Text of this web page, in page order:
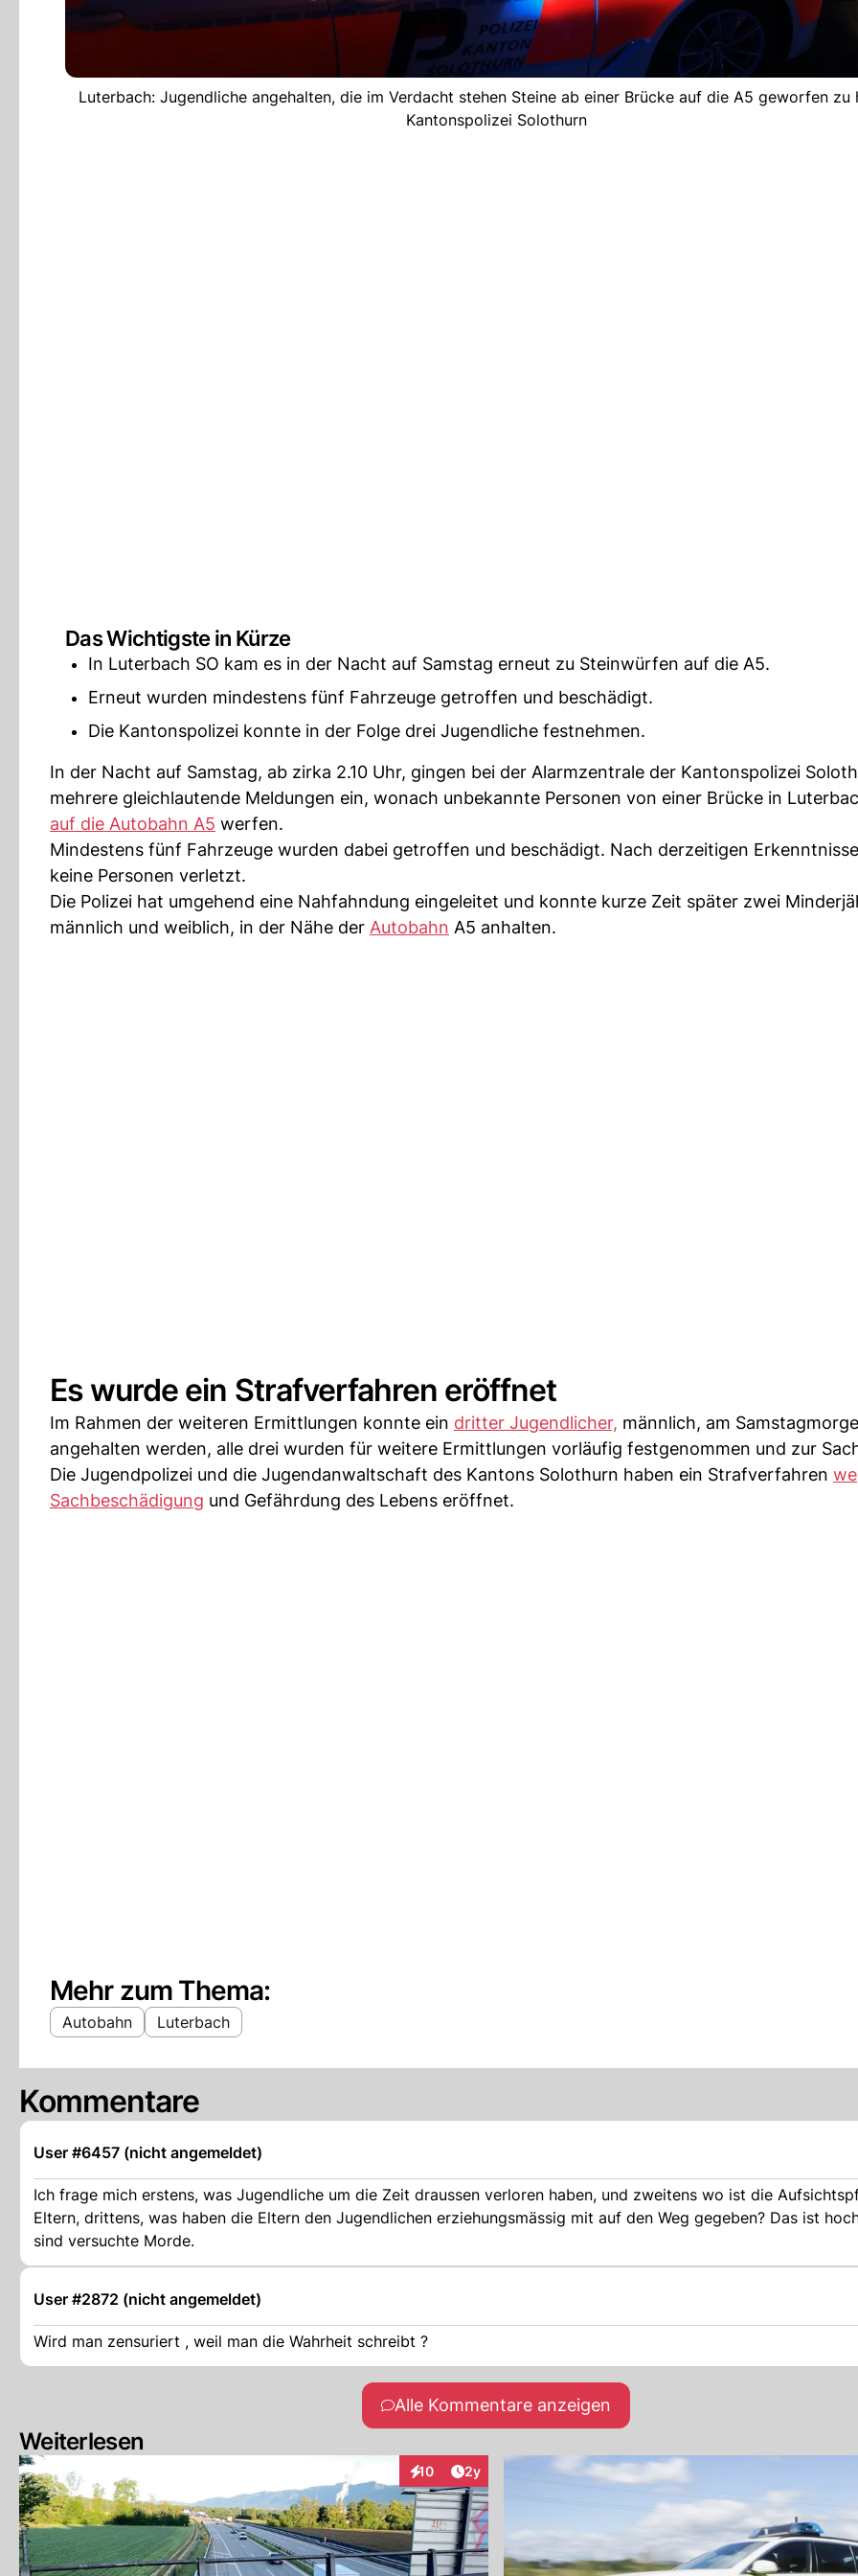
Luterbach: Jugendliche angehalten, die im Verdacht stehen Steine ab einer Brücke auf die A5 geworfen zu
Kantonspolizei Solothurn
Das Wichtigste in Kürze
In Luterbach SO kam es in der Nacht auf Samstag erneut zu Steinwürfen auf die A5.
Erneut wurden mindestens fünf Fahrzeuge getroffen und beschädigt.
Die Kantonspolizei konnte in der Folge drei Jugendliche festnehmen.
In der Nacht auf Samstag, ab zirka 2.10 Uhr, gingen bei der Alarmzentrale der Kantonspolizei
mehrere gleichlautende Meldungen ein, wonach unbekannte Personen von einer Brücke in
auf die Autobahn A5 werfen.
Mindestens fünf Fahrzeuge wurden dabei getroffen und beschädigt. Nach derzeitigen
keine Personen verletzt.
Die Polizei hat umgehend eine Nahfahndung eingeleitet und konnte kurze Zeit später zwei
männlich und weiblich, in der Nähe der Autobahn A5 anhalten.
Es wurde ein Strafverfahren eröffnet
Im Rahmen der weiteren Ermittlungen konnte ein dritter Jugendlicher, männlich, am
angehalten werden, alle drei wurden für weitere Ermittlungen vorläufig festgenommen und zur
Die Jugendpolizei und die Jugendanwaltschaft des Kantons Solothurn haben ein Strafverfahren
Sachbeschädigung und Gefährdung des Lebens eröffnet.
Mehr zum Thema:
Autobahn Luterbach
Kommentare
User #6457 (nicht angemeldet)
Ich frage mich erstens, was Jugendliche um die Zeit draussen verloren haben, und zweitens wo ist die
Eltern, drittens, was haben die Eltern den Jugendlichen erziehungsmässig mit auf den Weg gegeben? Das ist
sind versuchte Morde.
User #2872 (nicht angemeldet)
Wird man zensuriert , weil man die Wahrheit schreibt ?
Alle Kommentare anzeigen
Weiterlesen
10
InteraktionenArtikel veröffentlicht:
2y